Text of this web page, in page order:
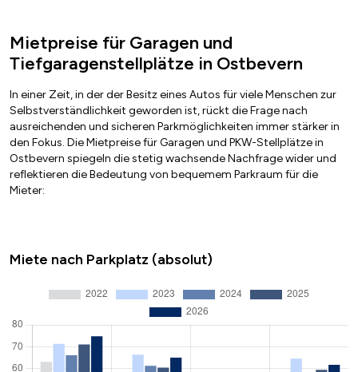
Mietpreise für Garagen und
Tiefgaragenstellplätze in Ostbevern
In einer Zeit, in der der Besitz eines Autos für viele Menschen zur
Selbstverständlichkeit geworden ist, rückt die Frage nach
ausreichenden und sicheren Parkmöglichkeiten immer stärker in
den Fokus. Die Mietpreise für Garagen und PKW-Stellplätze in
Ostbevern spiegeln die stetig wachsende Nachfrage wider und
reflektieren die Bedeutung von bequemem Parkraum für die
Mieter:
Miete nach Parkplatz (absolut)